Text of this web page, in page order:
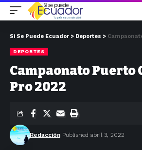
Si Se Puede Ecuador > Deportes > Campaonato
DEPORTES
Campaonato Puerto
Pro 2022
Redacción Published abril 3, 2022